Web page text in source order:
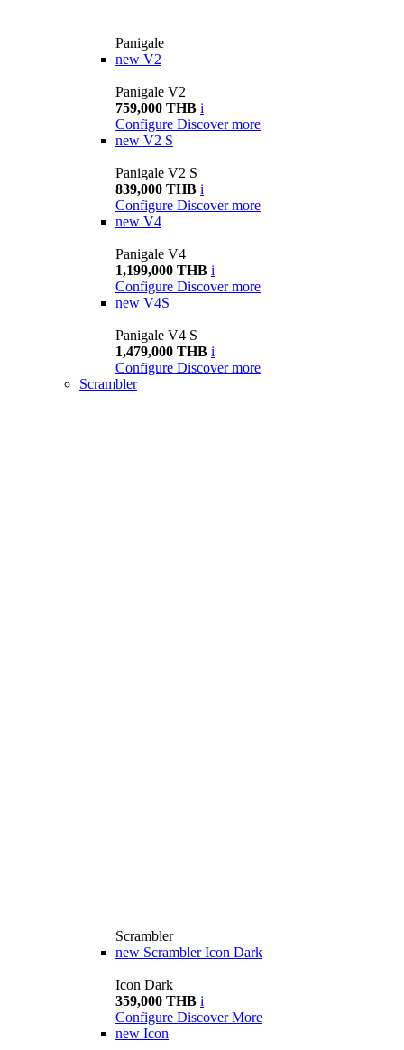
Panigale
new V2
Panigale V2
759,000 THB i
Configure Discover more
new V2 S
Panigale V2 S
839,000 THB i
Configure Discover more
new V4
Panigale V4
1,199,000 THB i
Configure Discover more
new V4S
Panigale V4 S
1,479,000 THB i
Configure Discover more
Scrambler
Scrambler
new Scrambler Icon Dark
Icon Dark
359,000 THB i
Configure Discover More
new Icon